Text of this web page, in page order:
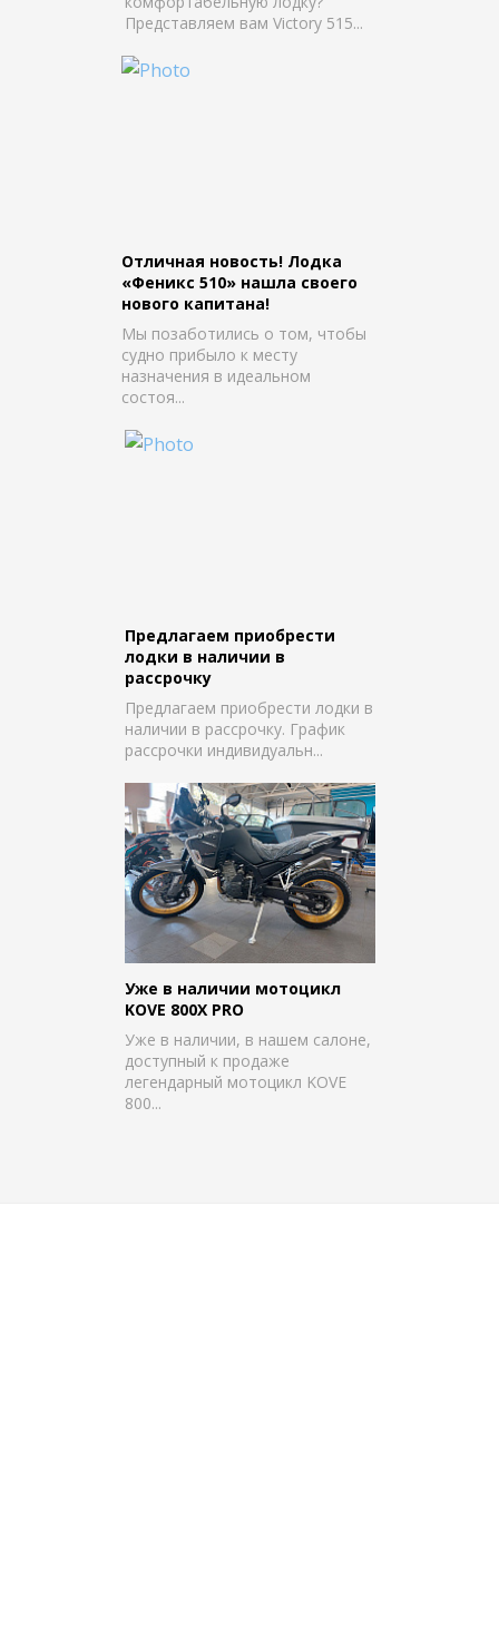
Представляем вам Victory 515...
Отличная новость! Лодка
«Феникс 510» нашла своего
нового капитана!
Мы позаботились о том, чтобы
судно прибыло к месту
назначения в идеальном
состоя...
Предлагаем приобрести
лодки в наличии в
рассрочку
Предлагаем приобрести лодки в
наличии в рассрочку. График
рассрочки индивидуальн...
Уже в наличии мотоцикл
KOVE 800X PRO
Уже в наличии, в нашем салоне,
доступный к продаже
легендарный мотоцикл KOVE
800...